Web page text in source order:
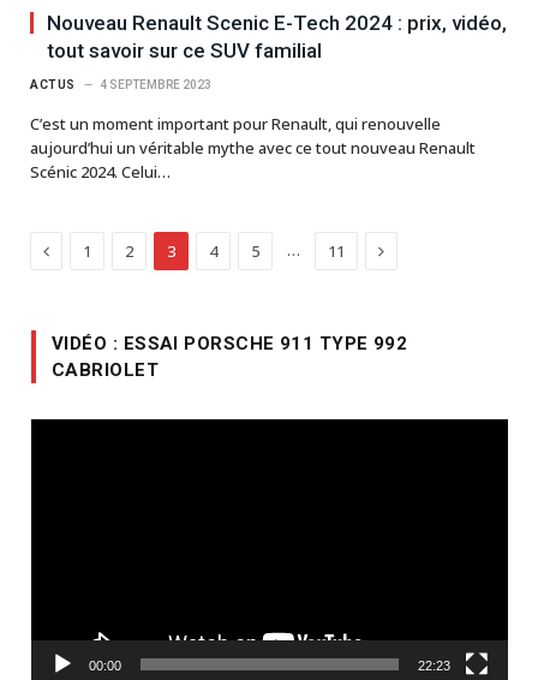
Nouveau Renault Scenic E-Tech 2024 : prix, vidéo,
tout savoir sur ce SUV familial
ACTUS 4 SEPTEMBRE 2023
C’est un moment important pour Renault, qui renouvelle
aujourd’hui un véritable mythe avec ce tout nouveau Renault
Scénic 2024. Celui…
Previous
1 2 3 4 5 … 11 Next
VIDÉO : ESSAI PORSCHE 911 TYPE 992
CABRIOLET
00:00 22:23